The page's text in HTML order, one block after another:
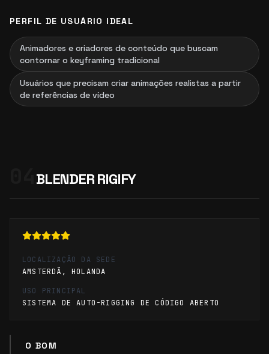
PERFIL DE USUÁRIO IDEAL
Animadores e criadores de conteúdo que buscam
contornar o keyframing tradicional
Usuários que precisam criar animações realistas a partir
de referências de vídeo
BLENDER RIGIFY
LOCALIZAÇÃO DA SEDE
AMSTERDÃ, HOLANDA
USO PRINCIPAL
SISTEMA DE AUTO-RIGGING DE CÓDIGO ABERTO
O BOM